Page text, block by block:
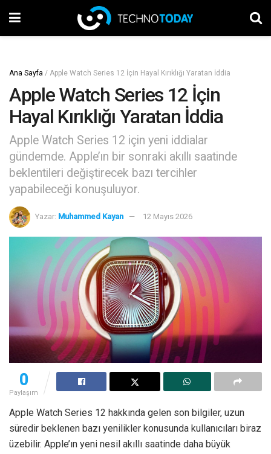
Ana Sayfa / Apple Watch Series 12 İçin Hayal Kırıklığı Yaratan İddia
Apple Watch Series 12 İçin
Hayal Kırıklığı Yaratan İddia
Apple Watch Series 12 için yeni iddialar
gündemde. Apple’ın bir sonraki akıllı saatinde
beklentileri değiştirecek bazı tercihler
yapabileceği konuşuluyor.
Yazar: Muhammed Kayan 12 Mayıs 2026
0
Paylaşım
Apple Watch Series 12 hakkında gelen son bilgiler, uzun
süredir beklenen bazı yenilikler konusunda kullanıcıları biraz
üzebilir. Apple’ın yeni nesil akıllı saatinde daha büyük